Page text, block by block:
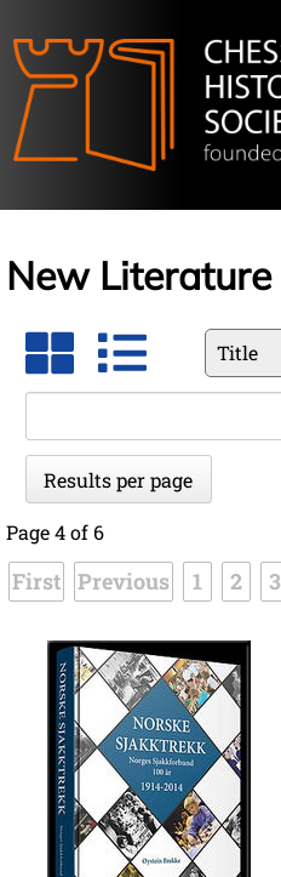
New Literature
Available
fields
Results per page
Page 4 of 6
First Previous 1 2 3